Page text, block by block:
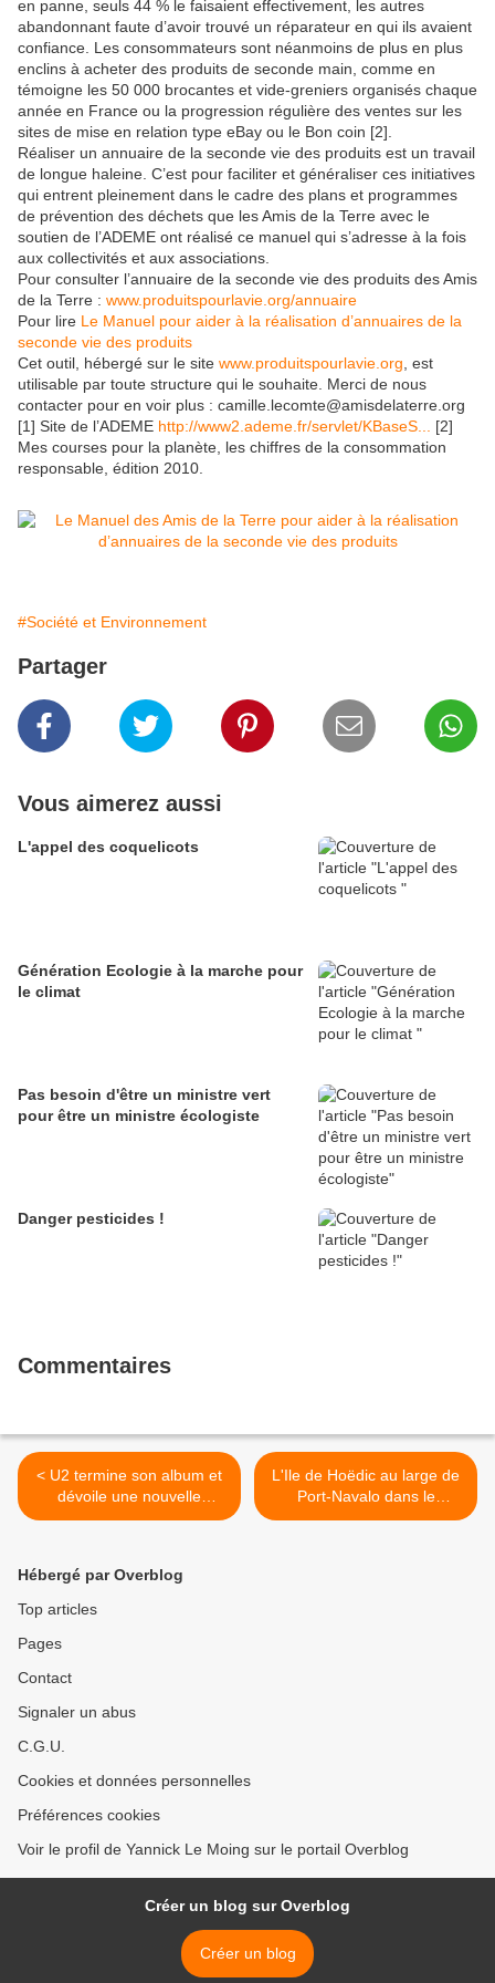
en panne, seuls 44 % le faisaient effectivement, les autres
abandonnant faute d’avoir trouvé un réparateur en qui ils avaient
confiance. Les consommateurs sont néanmoins de plus en plus
enclins à acheter des produits de seconde main, comme en
témoigne les 50 000 brocantes et vide-greniers organisés chaque
année en France ou la progression régulière des ventes sur les
sites de mise en relation type eBay ou le Bon coin [2].
Réaliser un annuaire de la seconde vie des produits est un travail
de longue haleine. C’est pour faciliter et généraliser ces initiatives
qui entrent pleinement dans le cadre des plans et programmes
de prévention des déchets que les Amis de la Terre avec le
soutien de l’ADEME ont réalisé ce manuel qui s’adresse à la fois
aux collectivités et aux associations.
Pour consulter l’annuaire de la seconde vie des produits des Amis
de la Terre : www.produitspourlavie.org/annuaire
Pour lire Le Manuel pour aider à la réalisation d’annuaires de la
seconde vie des produits
Cet outil, hébergé sur le site www.produitspourlavie.org , est
utilisable par toute structure qui le souhaite. Merci de nous
contacter pour en voir plus : camille.lecomte@amisdelaterre.org
[1] Site de l’ADEME http://www2.ademe.fr/servlet/KBaseS...
[2]
Mes courses pour la planète, les chiffres de la consommation
responsable, édition 2010.
#Société et Environnement
Partager
Vous aimerez aussi
L'appel des coquelicots
Génération Ecologie à la marche pour
le climat
Pas besoin d'être un ministre vert
pour être un ministre écologiste
Danger pesticides !
Commentaires
< U2 termine son album et
dévoile une nouvelle
chanson
L'Ile de Hoëdic au large de
Port-Navalo dans le
Morbihan, côte ouest >
Hébergé par Overblog
Top articles
Pages
Contact
Signaler un abus
C.G.U.
Cookies et données personnelles
Préférences cookies
Voir le profil de Yannick Le Moing sur le portail Overblog
Créer un blog sur Overblog
Créer un blog